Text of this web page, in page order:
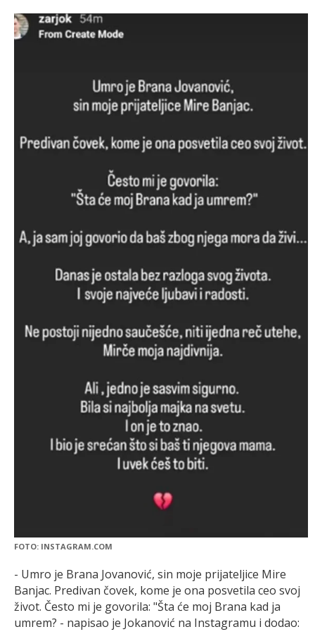
FOTO: INSTAGRAM.COM
- Umro je Brana Jovanović, sin moje prijateljice Mire
Banjac. Predivan čovek, kome je ona posvetila ceo svoj
život. Često mi je govorila: "Šta će moj Brana kad ja
umrem? - napisao je Jokanović na Instagramu i dodao: